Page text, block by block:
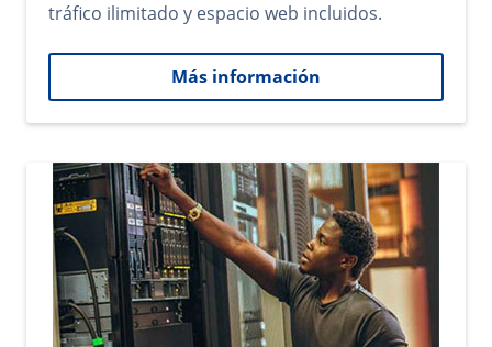
tráfico ilimitado y espacio web incluidos.
Más información